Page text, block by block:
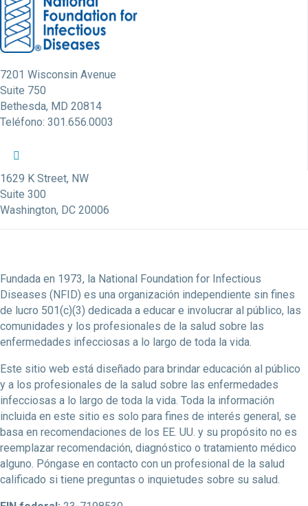
7201 Wisconsin Avenue
Suite 750
Bethesda, MD 20814
Teléfono: 301.656.0003
Perfil de Facebook de la NFID
Perfil de Twitter de la NFID
1629 K Street, NW
Suite 300
Washington, DC 20006
Fundada en 1973, la National Foundation for Infectious
Diseases (NFID) es una organización independiente sin fines
de lucro 501(c)(3) dedicada a educar e involucrar al público, las
comunidades y los profesionales de la salud sobre las
enfermedades infecciosas a lo largo de toda la vida.
Este sitio web está diseñado para brindar educación al público
y a los profesionales de la salud sobre las enfermedades
infecciosas a lo largo de toda la vida. Toda la información
incluida en este sitio es solo para fines de interés general, se
basa en recomendaciones de los EE. UU. y su propósito no es
reemplazar recomendación, diagnóstico o tratamiento médico
alguno. Póngase en contacto con un profesional de la salud
calificado si tiene preguntas o inquietudes sobre su salud.